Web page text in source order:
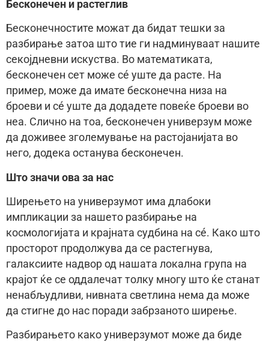
Бесконечен и растеглив
Бесконечностите можат да бидат тешки за
разбирање затоа што тие ги надминуваат нашите
секојдневни искуства. Во математиката,
бесконечен сет може сé уште да расте. На
пример, може да имате бесконечна низа на
броеви и сé уште да додадете повеќе броеви во
неа. Слично на тоа, бесконечен универзум може
да доживее зголемување на растојанијата во
него, додека останува бесконечен.
Што значи ова за нас
Ширењето на универзумот има длабоки
импликации за нашето разбирање на
космологијата и крајната судбина на сé. Како што
просторот продолжува да се растегнува,
галаксиите надвор од нашата локална група на
крајот ќе се оддалечат толку многу што ќе станат
ненабљудливи, нивната светлина нема да може
да стигне до нас поради забрзаното ширење.
Разбирањето како универзумот може да биде